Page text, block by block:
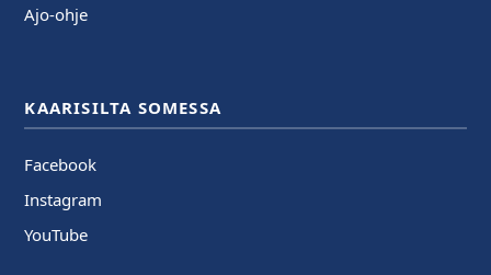
Ajo-ohje
KAARISILTA SOMESSA
Facebook
Instagram
YouTube